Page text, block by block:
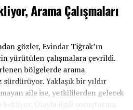
Arama Çalışmaları
gözler, Evindar Tiğrak’ın
yürütülen çalışmalara çevrildi.
bölgelerde arama
Yaklaşık bir yıldır
aile ise, yetkililerden gelecek
bekliyor. Olayla ilgili soruşturma,